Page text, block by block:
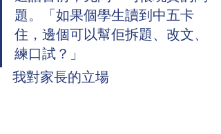
題。「如果個學生讀到中五卡
住，邊個可以幫佢拆題、改文、
練口試？」
我對家長的立場